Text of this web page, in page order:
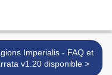
Imperialis - FAQ et
Errata v1.20 disponible >